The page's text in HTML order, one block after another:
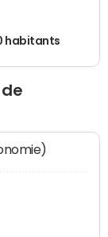
habitants